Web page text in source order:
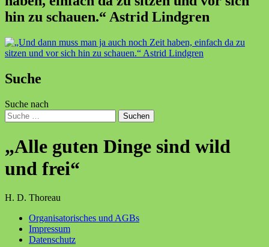
hin zu schauen.“ Astrid Lindgren
Suche
Suche nach
Suchen
„Alle guten Dinge sind wild
und frei“
H. D. Thoreau
Organisatorisches und AGBs
Impressum
Datenschutz